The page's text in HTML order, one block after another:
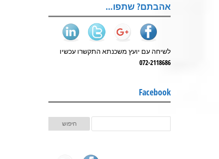
אהבתם? שתפו…
לשיחה עם יועץ משכנתא התקשרו עכשיו
072-2118686
Facebook